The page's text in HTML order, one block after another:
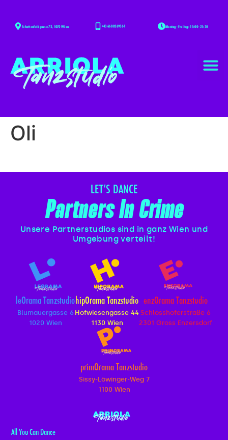
Schottenfeldgasse 72, 1070 Wien +43 668 826936-1 Montag - Freitag: 15:00 - 21:30
Oli
LET’S DANCE
Partners In Crime
Unsere Partnerstudios sind in ganz Wien und
Umgebung verteilt!
leOrama Tanzstudio
Blumauergasse 6
1020 Wien
hipOrama Tanzstudio
Hofwiesengasse 44
1130 Wien
enzOrama Tanzstudio
Schlosshoferstraße 6
2301 Gross Enzersdorf
primOrama Tanzstudio
Sissy-Löwinger-Weg 7
1100 Wien
All You Can Dance